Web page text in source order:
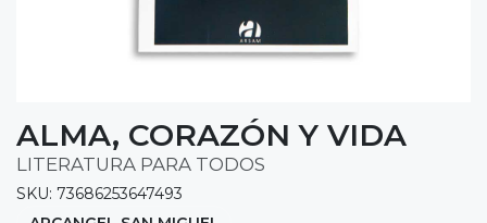
ALMA, CORAZÓN Y VIDA
LITERATURA PARA TODOS
SKU: 73686253647493